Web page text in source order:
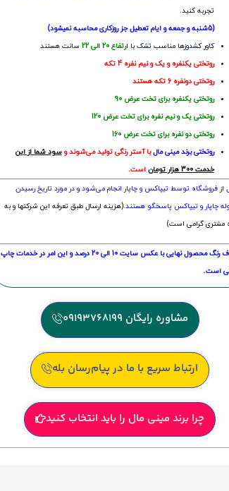
تجربه کنید.
(5شنبه و جمعه و ایام تعطیل جز روزکاری محاسبه نمیشود)
کاور کشدوزها مناسب تشک با ارتفاع 20 الی 22
سانت هستند
روتختی یکنفره و یک و نیم نفره 4 تکه
روتختی دونفره 6 تکه هستند
روتختی یکنفره برای تخت عرض 90
روتختی یک و نیم نفره برای تخت عرض 120
روتختی دو نفره برای تخت عرض 160
روتختی‌ برند مینی مالبا آستر رنگی تولید می‌شوند وسود شما از این
خدمت 300 هزار تومان
است.
از فروشگاه توسط تیپاکس و چاپار انجام می‌شود و در مورد تاریخ رسیدن
چاپار و تیپاکس پاسخگو هستند.(هزینه ارسال طبق تعرفه این شرکتها و به
مشتری گرامی است)
اختلاف رنگ محصول نهایی با عکس سایت 10 الی 20 درصد و این امر در خدمات چاپ
است.
مشاوره رایگان 09193768199
ارتباط سریع با ما در پیام‌رسان بله
چرا برند مینی مال را باید انتخاب کنید